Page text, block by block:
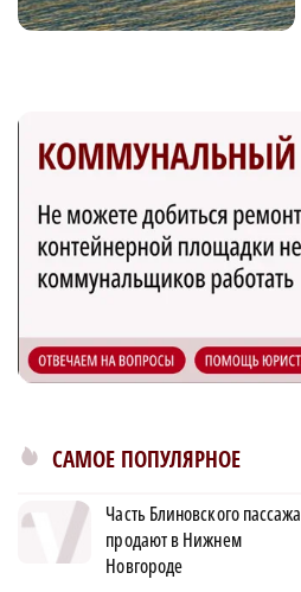
САМОЕ ПОПУЛЯРНОЕ
Часть Блиновского пассажа
продают в Нижнем
Новгороде